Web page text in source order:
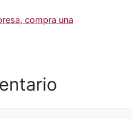
compra una